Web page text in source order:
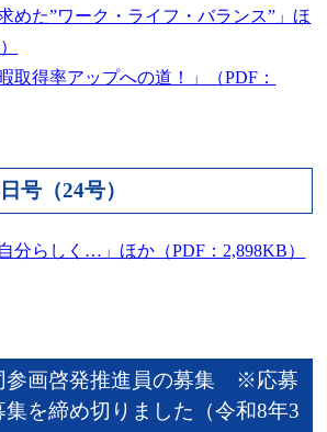
めた”ワーク・ライフ・バランス”」ほ
取得率アップへの道！」（PDF：
号（24号）
分らしく…」ほか（PDF：2,898KB）
参画啓発推進員の募集 ※応募
を締め切りました（令和8年3